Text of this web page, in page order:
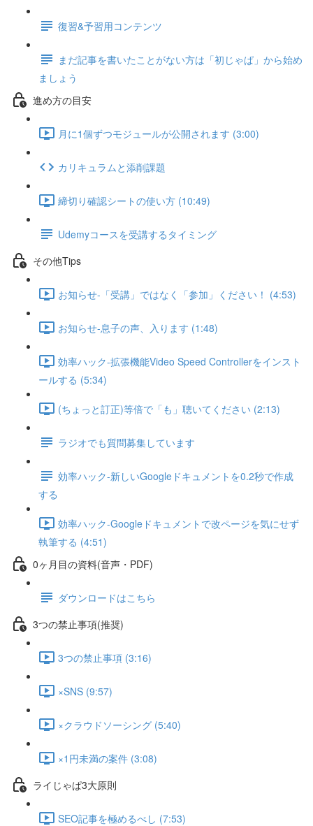
復習&予習用コンテンツ
まだ記事を書いたことがない方は「初じゃぱ」から始め
ましょう
進め方の目安
月に1個ずつモジュールが公開されます (3:00)
カリキュラムと添削課題
締切り確認シートの使い方 (10:49)
Udemyコースを受講するタイミング
その他Tips
お知らせ-「受講」ではなく「参加」ください！ (4:53)
お知らせ-息子の声、入ります (1:48)
効率ハック-拡張機能Video Speed Controllerをインスト
ールする (5:34)
(ちょっと訂正)等倍で「も」聴いてください (2:13)
ラジオでも質問募集しています
効率ハック-新しいGoogleドキュメントを0.2秒で作成
する
効率ハック-Googleドキュメントで改ページを気にせず
執筆する (4:51)
0ヶ月目の資料(音声・PDF)
ダウンロードはこちら
3つの禁止事項(推奨)
3つの禁止事項 (3:16)
×SNS (9:57)
×クラウドソーシング (5:40)
×1円未満の案件 (3:08)
ライじゃぱ3大原則
SEO記事を極めるべし (7:53)